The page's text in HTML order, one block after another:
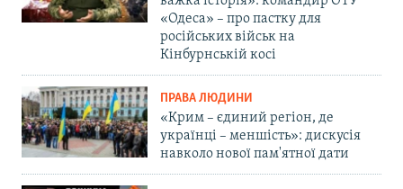
«Одеса» – про пастку для
російських військ на
Кінбурнській косі
ПРАВА ЛЮДИНИ
«Крим – єдиний регіон, де
українці – меншість»: дискусія
навколо нової пам'ятної дати